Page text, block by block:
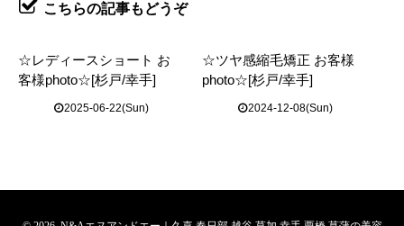
こちらの記事もどうぞ
☆レディースショート お
客様photo☆[杉戸/幸手]
2025-06-22(Sun)
☆ツヤ感縮毛矯正 お客様
photo☆[杉戸/幸手]
2024-12-08(Sun)